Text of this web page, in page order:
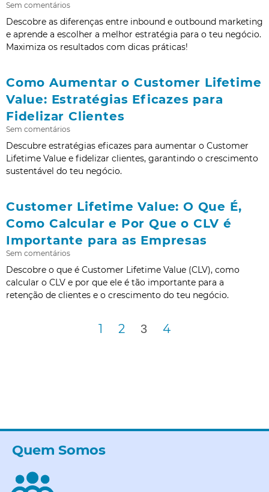
Sem comentários
Descobre as diferenças entre inbound e outbound marketing
e aprende a escolher a melhor estratégia para o teu negócio.
Maximiza os resultados com dicas práticas!
Como Aumentar o Customer Lifetime
Value: Estratégias Eficazes para
Fidelizar Clientes
Sem comentários
Descubre estratégias eficazes para aumentar o Customer
Lifetime Value e fidelizar clientes, garantindo o crescimento
sustentável do teu negócio.
Customer Lifetime Value: O Que É,
Como Calcular e Por Que o CLV é
Importante para as Empresas
Sem comentários
Descobre o que é Customer Lifetime Value (CLV), como
calcular o CLV e por que ele é tão importante para a
retenção de clientes e o crescimento do teu negócio.
1 2 3 4
Quem Somos